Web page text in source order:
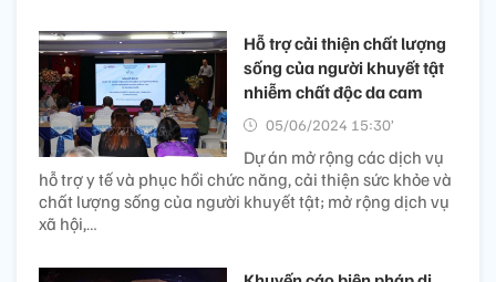
Hỗ trợ cải thiện chất lượng
sống của người khuyết tật
nhiễm chất độc da cam
05/06/2024 15:30’
Dự án mở rộng các dịch vụ
hỗ trợ y tế và phục hồi chức năng, cải thiện sức khỏe và
chất lượng sống của người khuyết tật; mở rộng dịch vụ
xã hội,…